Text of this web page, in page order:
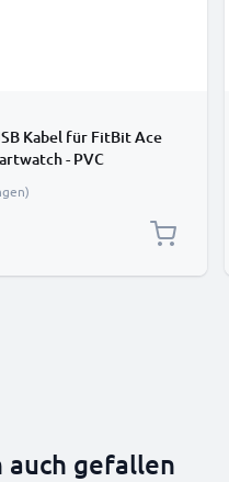
Kabel für FitBit Ace
- PVC
auch gefallen